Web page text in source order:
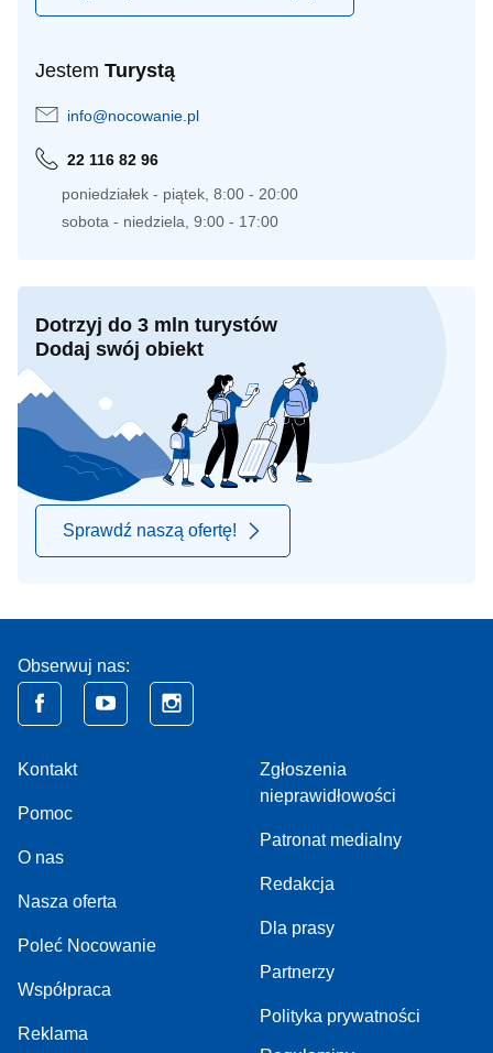
Jestem Turystą
info@nocowanie.pl
22 116 82 96
poniedziałek - piątek, 8:00 - 20:00
sobota - niedziela, 9:00 - 17:00
Dotrzyj do 3 mln turystów
Dodaj swój obiekt
Sprawdź naszą ofertę!
Obserwuj nas:
Kontakt
Pomoc
O nas
Nasza oferta
Poleć Nocowanie
Współpraca
Reklama
Zgłoszenia
nieprawidłowości
Patronat medialny
Redakcja
Dla prasy
Partnerzy
Polityka prywatności